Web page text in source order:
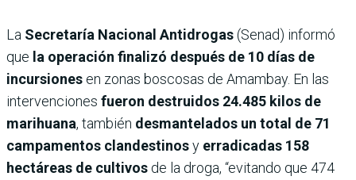
La Secretaría Nacional Antidrogas(Senad) informó
que la operación finalizó después de 10 días de
incursiones en zonas boscosas de Amambay. En las
intervenciones fueron destruidos 24.485 kilos de
marihuana, también desmantelados un total de 71
campamentos clandestinosy erradicadas 158
hectáreas de cultivos de la droga, “evitando que 474